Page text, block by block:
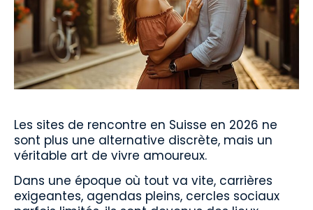
Les sites de rencontre en Suisse en 2026 ne
sont plus une alternative discrète, mais un
véritable art de vivre amoureux.
Dans une époque où tout va vite, carrières
exigeantes, agendas pleins, cercles sociaux